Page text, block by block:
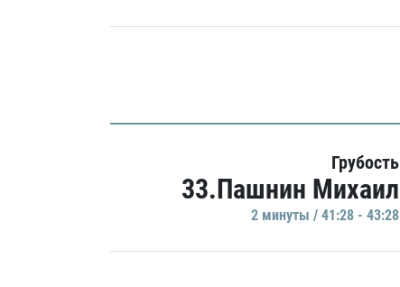
Грубость
33.Пашнин Михаил
2 минуты / 41:28 - 43:28